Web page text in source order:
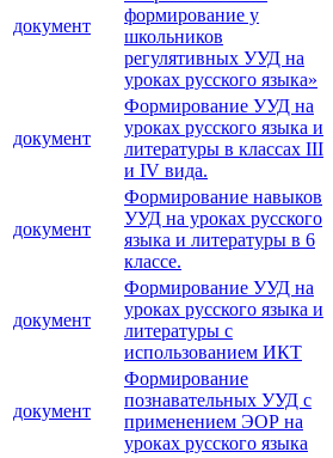
документ
формирование у
школьников
регулятивных УУД на
уроках русского языка»
документ
Формирование УУД на
уроках русского языка и
литературы в классах III
и IV вида.
документ
Формирование навыков
УУД на уроках русского
языка и литературы в 6
классе.
документ
Формирование УУД на
уроках русского языка и
литературы с
использованием ИКТ
документ
Формирование
познавательных УУД с
применением ЭОР на
уроках русского языка